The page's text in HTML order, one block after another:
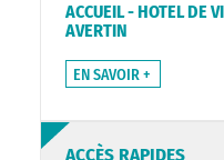
ACCUEIL - HOTEL DE
AVERTIN
EN SAVOIR +